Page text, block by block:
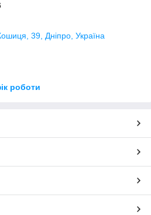
39, Дніпро, Україна
роботи